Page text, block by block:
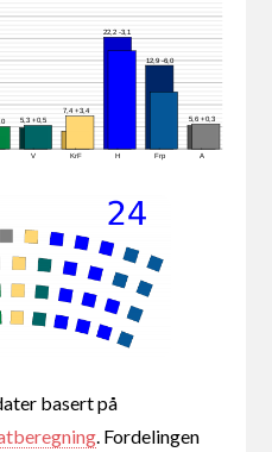
5,3 +0,5
7,4 +3,4
22,2 -3,1
12,9 -6,0
5,6 +0,3
V KrF H Frp A
basert på
. Fordelingen